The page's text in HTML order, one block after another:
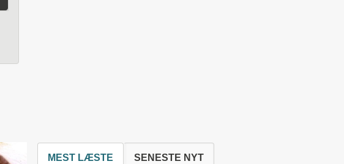
MEST LÆSTE SENESTE NYT